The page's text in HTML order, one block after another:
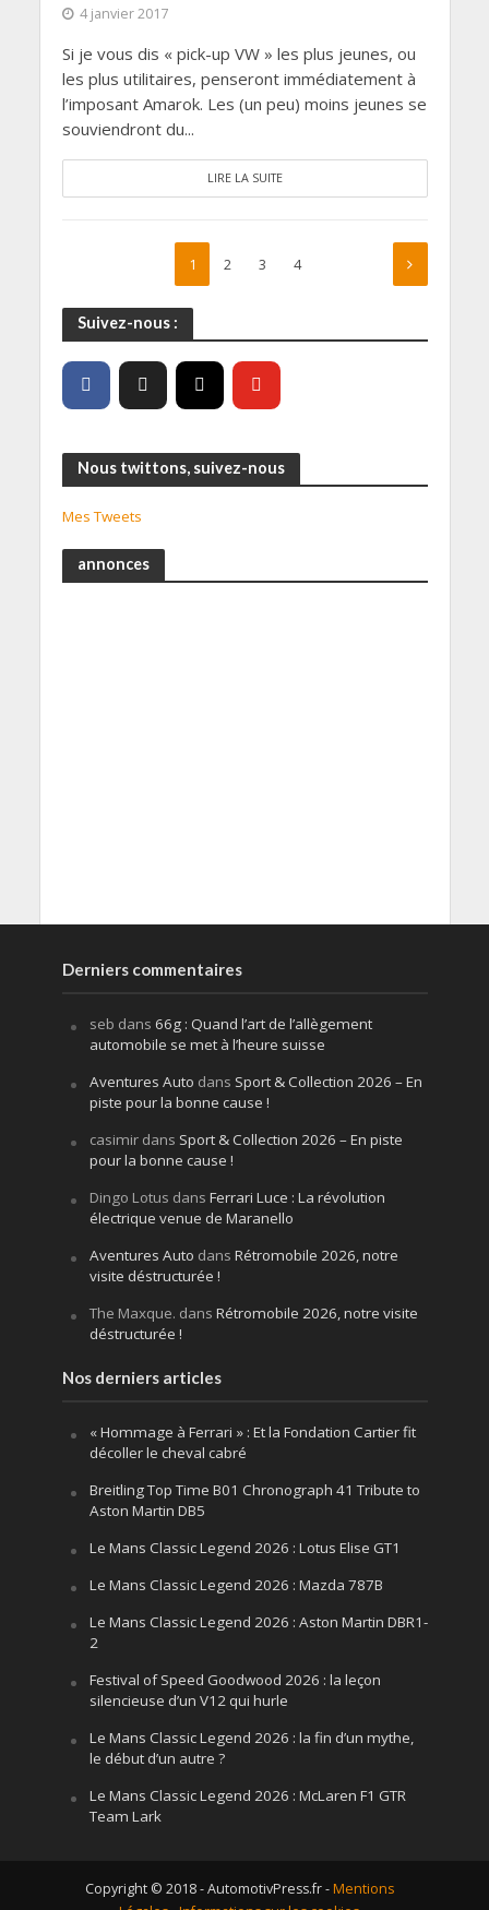
4 janvier 2017
Si je vous dis « pick-up VW » les plus jeunes, ou
les plus utilitaires, penseront immédiatement à
l’imposant Amarok. Les (un peu) moins jeunes se
souviendront du...
LIRE LA SUITE
1 2 3 4
Suivez-nous :
Nous twittons, suivez-nous
Mes Tweets
annonces
Derniers commentaires
seb dans 66g : Quand l’art de l’allègement
automobile se met à l’heure suisse
Aventures Auto dans Sport & Collection 2026 – En
piste pour la bonne cause !
casimirdans Sport & Collection 2026 – En piste
pour la bonne cause !
Dingo Lotus dans Ferrari Luce : La révolution
électrique venue de Maranello
Aventures Auto dans Rétromobile 2026, notre
visite déstructurée !
The Maxque. dans Rétromobile 2026, notre visite
déstructurée !
Nos derniers articles
« Hommage à Ferrari » : Et la Fondation Cartier fit
décoller le cheval cabré
Breitling Top Time B01 Chronograph 41 Tribute to
Aston Martin DB5
Le Mans Classic Legend 2026 : Lotus Elise GT1
Le Mans Classic Legend 2026 : Mazda 787B
Le Mans Classic Legend 2026 : Aston Martin DBR1-
2
Festival of Speed Goodwood 2026 : la leçon
silencieuse d’un V12 qui hurle
Le Mans Classic Legend 2026 : la fin d’un mythe,
le début d’un autre ?
Le Mans Classic Legend 2026 : McLaren F1 GTR
Team Lark
Copyright © 2018 - AutomotivPress.fr -Mentions